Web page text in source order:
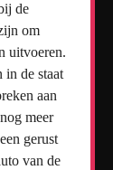
de
om
uitvoeren.
in de staat
aan
meer
gerust
van de